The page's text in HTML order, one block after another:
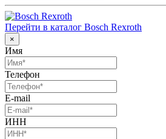
Перейти в каталог Bosch Rexroth
×
Имя
Телефон
E-mail
ИНН